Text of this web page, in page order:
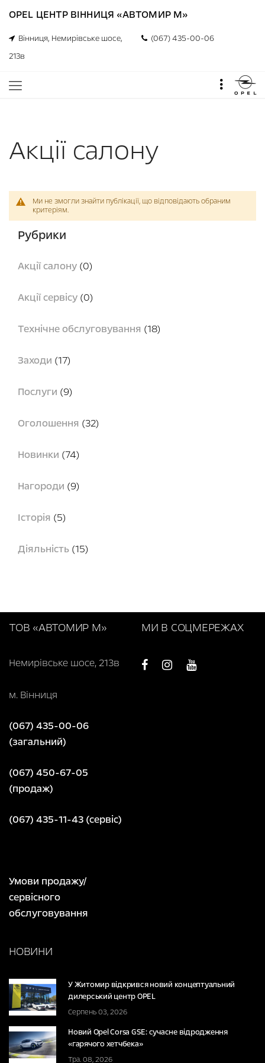
OPEL ЦЕНТР ВІННИЦЯ «АВТОМИР М»
Вінниця, Немирівське шосе,
213в
(067) 435-00-06
Акції салону
Ми не змогли знайти публікації, що відповідають обраним
критеріям.
Рубрики
Акції салону (0)
Акції сервісу (0)
Технічне обслуговування (18)
Заходи (17)
Послуги (9)
Оголошення (32)
Новинки (74)
Нагороди (9)
Історія (5)
Діяльність (15)
ТОВ «АВТОМИР М»
Немирівське шосе, 213в
м. Вінниця
(067) 435-00-06
(загальний)
(067) 450-67-05
(продаж)
(067) 435-11-43 (сервіс)
Умови продажу/
сервісного
обслуговування
МИ В СОЦМЕРЕЖАХ
НОВИНИ
У Житомир відкрився новий концептуальний
дилерський центр OPEL
Серпень 03, 2026
Новий Opel Corsa GSE: сучасне відродження
«гарячого хетчбека»
Тра. 08, 2026